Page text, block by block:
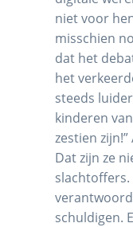
niet voor
misschien
dat het
het
steeds
kinderen
zestien
Dat zijn ze
slachtoffers.
schuldigen.